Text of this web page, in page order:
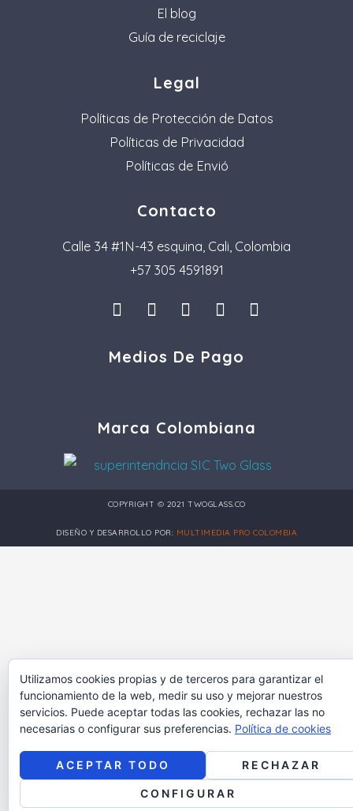
El blog
Guía de reciclaje
Legal
Políticas de Protección de Datos
Políticas de Privacidad
Políticas de Envió
Contacto
Calle 34 #1N-43 esquina, Cali, Colombia
+57 305 4591891
I
n
t
a
L
i
k
n
F
a
e
k
P
i
t
s
T
i
Medios De Pago
Marca Colombiana
COPYRIGHT © 2021 TWOGLASS.CO
DISEÑO Y DESARROLLO POR: MULTIMEDIA PRO COLOMBIA
Utilizamos cookies propias y de terceros para garantizar el
funcionamiento de la web, medir su uso y mejorar nuestros
servicios. Puede aceptar todas las cookies, rechazar las no
necesarias o configurar sus preferencias. Política de cookies
ACEPTAR TODO RECHAZAR
CONFIGURAR
Spanish
English